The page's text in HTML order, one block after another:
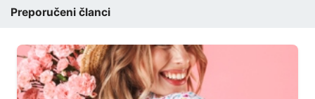
Preporučeni članci